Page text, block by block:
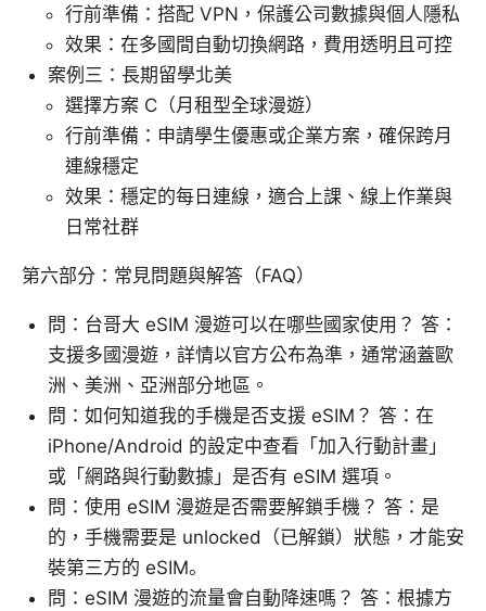
行前準備：搭配 VPN，保護公司數據與個人隱私
效果：在多國間自動切換網路，費用透明且可控
案例三：長期留學北美
選擇方案 C（月租型全球漫遊）
行前準備：申請學生優惠或企業方案，確保跨月
連線穩定
效果：穩定的每日連線，適合上課、線上作業與
日常社群
第六部分：常見問題與解答（FAQ）
問：台哥大 eSIM 漫遊可以在哪些國家使用？ 答：
支援多國漫遊，詳情以官方公布為準，通常涵蓋歐
洲、美洲、亞洲部分地區。
問：如何知道我的手機是否支援 eSIM？ 答：在
iPhone/Android 的設定中查看「加入行動計畫」
或「網路與行動數據」是否有 eSIM 選項。
問：使用 eSIM 漫遊是否需要解鎖手機？ 答：是
的，手機需要是 unlocked（已解鎖）狀態，才能安
裝第三方的 eSIM。
問：eSIM 漫遊的流量會自動降速嗎？ 答：根據方